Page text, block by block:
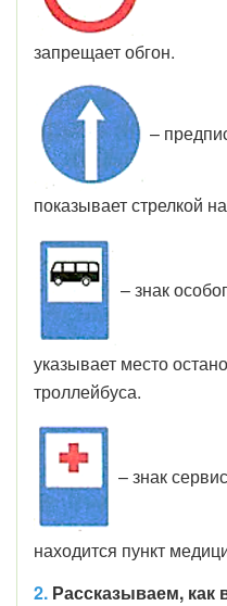
запрещает обгон.
–
показывает стрелкой
– знак
указывает место
троллейбуса.
– знак
находится пункт
2. Рассказываем, как